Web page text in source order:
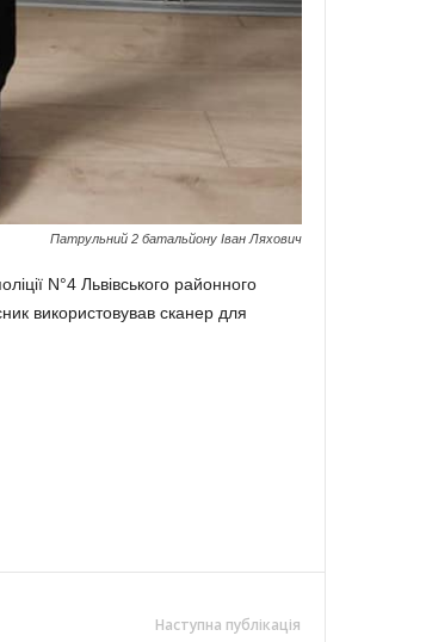
Патрульний 2 батальйону Іван Ляхович
N°4 Львівського районного
використовував сканер для
Наступна публікація